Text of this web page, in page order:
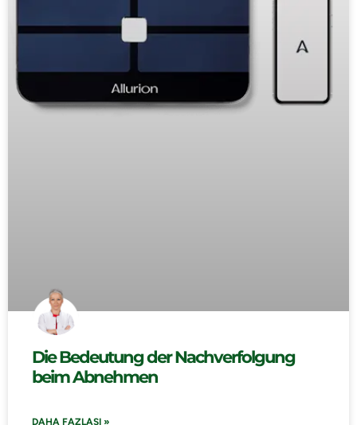
Die Bedeutung der Nachverfolgung
beim Abnehmen
DAHA FAZLASI »